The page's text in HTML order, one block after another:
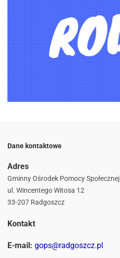
Dane kontaktowe
Adres
Gminny Ośrodek Pomocy Społecznej
ul. Wincentego Witosa 12
33-207 Radgoszcz
Kontakt
E-mail: gops@radgoszcz.pl